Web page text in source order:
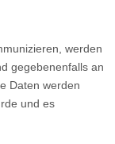
werden
gegebenenfalls an
Daten werden
und es